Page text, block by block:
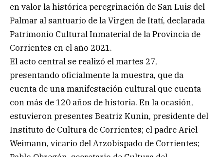
en valor la histórica peregrinación de San Luis del
Palmar al santuario de la Virgen de Itatí, declarada
Patrimonio Cultural Inmaterial de la Provincia de
Corrientes en el año 2021.
El acto central se realizó el martes 27,
presentando oficialmente la muestra, que da
cuenta de una manifestación cultural que cuenta
con más de 120 años de historia. En la ocasión,
estuvieron presentes Beatriz Kunin, presidente del
Instituto de Cultura de Corrientes; el padre Ariel
Weimann, vicario del Arzobispado de Corrientes;